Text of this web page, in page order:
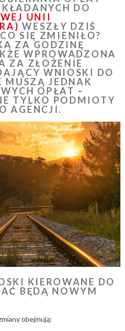
DO
UNII
WESZŁY DZIŚ
SIĘ ZMIENIŁO?
ZA GODZINĘ
WPROWADZONA
ZA ZŁOŻENIE
WNIOSKI DO
MUSZĄ JEDNAK
OPŁAT –
TYLKO PODMIOTY
AGENCJI.
KIEROWANE DO
BĘDĄ NOWYM
obejmują: